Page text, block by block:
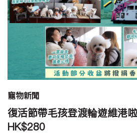
寵物新聞
復活節帶毛孩登渡輪遊維港
HK$280